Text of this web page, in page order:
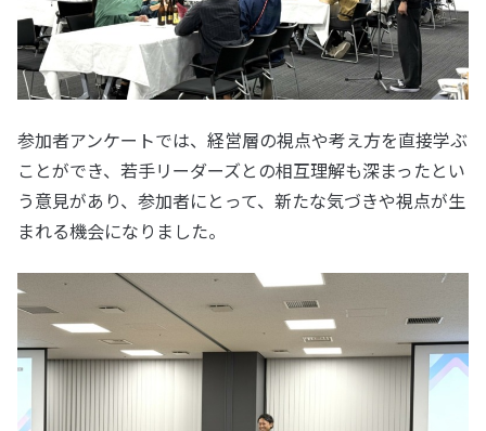
参加者アンケートでは、経営層の視点や考え方を直接学ぶ
ことができ、若手リーダーズとの相互理解も深まったとい
う意見があり、参加者にとって、新たな気づきや視点が生
まれる機会になりました。